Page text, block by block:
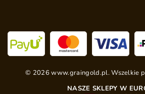
© 2026 www.graingold.pl. Wszelkie
NASZE SKLEPY W